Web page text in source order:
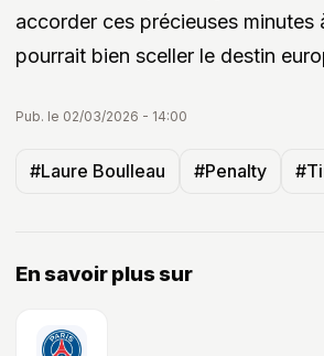
accorder ces précieuses minutes
pourrait bien sceller le destin
Pub. le 02/03/2026 - 14:00
#Laure Boulleau #Penalty
En savoir plus sur